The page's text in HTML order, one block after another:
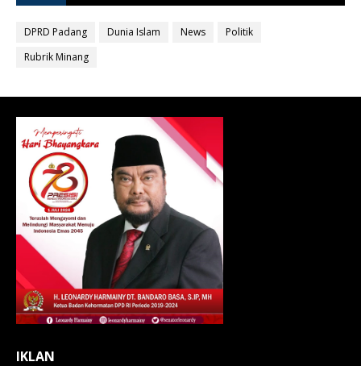
DPRD Padang Dunia Islam News
Politik
Rubrik Minang
IKLAN